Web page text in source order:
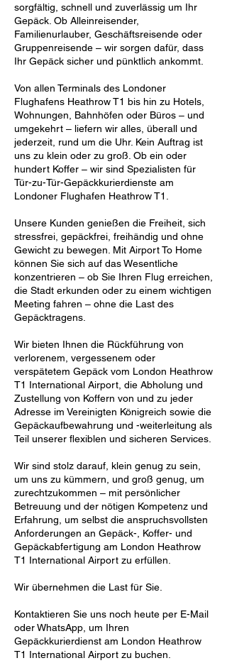
sorgfältig, schnell und zuverlässig um Ihr
Gepäck. Ob Alleinreisender,
Familienurlauber, Geschäftsreisende oder
Gruppenreisende – wir sorgen dafür, dass
Ihr Gepäck sicher und pünktlich ankommt.
Von allen Terminals des Londoner
Flughafens Heathrow T1 bis hin zu Hotels,
Wohnungen, Bahnhöfen oder Büros – und
umgekehrt – liefern wir alles, überall und
jederzeit, rund um die Uhr. Kein Auftrag ist
uns zu klein oder zu groß. Ob ein oder
hundert Koffer – wir sind Spezialisten für
Tür-zu-Tür-Gepäckkurierdienste am
Londoner Flughafen Heathrow T1.
Unsere Kunden genießen die Freiheit, sich
stressfrei, gepäckfrei, freihändig und ohne
Gewicht zu bewegen. Mit Airport To Home
können Sie sich auf das Wesentliche
konzentrieren – ob Sie Ihren Flug erreichen,
die Stadt erkunden oder zu einem wichtigen
Meeting fahren – ohne die Last des
Gepäcktragens.
Wir bieten Ihnen die Rückführung von
verlorenem, vergessenem oder
verspätetem Gepäck vom London Heathrow
T1 International Airport, die Abholung und
Zustellung von Koffern von und zu jeder
Adresse im Vereinigten Königreich sowie die
Gepäckaufbewahrung und -weiterleitung als
Teil unserer flexiblen und sicheren Services.
Wir sind stolz darauf, klein genug zu sein,
um uns zu kümmern, und groß genug, um
zurechtzukommen – mit persönlicher
Betreuung und der nötigen Kompetenz und
Erfahrung, um selbst die anspruchsvollsten
Anforderungen an Gepäck-, Koffer- und
Gepäckabfertigung am London Heathrow
T1 International Airport zu erfüllen.
Wir übernehmen die Last für Sie.
Kontaktieren Sie uns noch heute per E-Mail
oder WhatsApp, um Ihren
Gepäckkurierdienst am London Heathrow
T1 International Airport zu buchen.